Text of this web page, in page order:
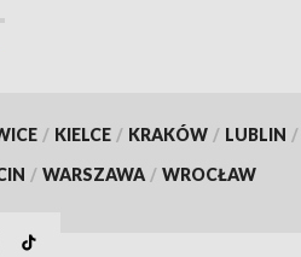
/ KIELCE / KRAKÓW / LUBLIN /
/ WARSZAWA / WROCŁAW